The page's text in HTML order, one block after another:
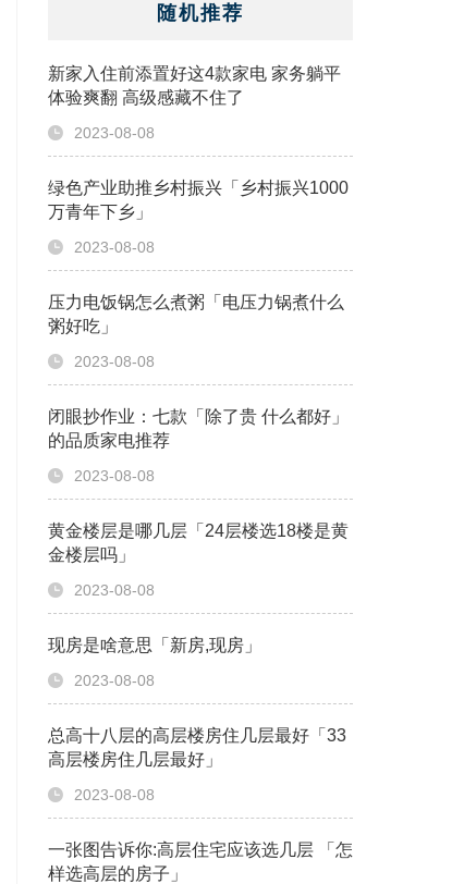
随机推荐
新家入住前添置好这4款家电 家务躺平
体验爽翻 高级感藏不住了
2023-08-08
绿色产业助推乡村振兴「乡村振兴1000
万青年下乡」
2023-08-08
压力电饭锅怎么煮粥「电压力锅煮什么
粥好吃」
2023-08-08
闭眼抄作业：七款「除了贵 什么都好」
的品质家电推荐
2023-08-08
黄金楼层是哪几层「24层楼选18楼是黄
金楼层吗」
2023-08-08
现房是啥意思「新房,现房」
2023-08-08
总高十八层的高层楼房住几层最好「33
高层楼房住几层最好」
2023-08-08
一张图告诉你:高层住宅应该选几层 「怎
样选高层的房子」